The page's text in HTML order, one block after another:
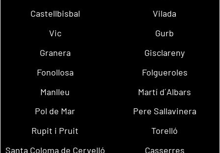
Castellbisbal
Vilada
Vic
Gurb
Granera
Gisclareny
Fonollosa
Folgueroles
Manlleu
Martí d´Albars
Pol de Mar
Pere Sallavinera
Rupit i Pruit
Torelló
Santa Coloma de Cervelló
Casserres